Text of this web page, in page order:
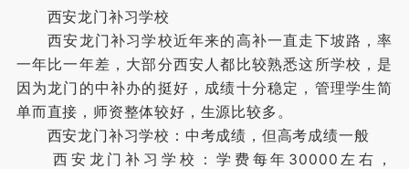
西安龙门补习学校
西安龙门补习学校近年来的高补一直走下坡路，率
一年比一年差，大部分西安人都比较熟悉这所学校，是
因为龙门的中补办的挺好，成绩十分稳定，管理学生简
单而直接，师资整体较好，生源比较多。
西安龙门补习学校：中考成绩，但高考成绩一般
西安龙门补习学校：学费每年30000左右，